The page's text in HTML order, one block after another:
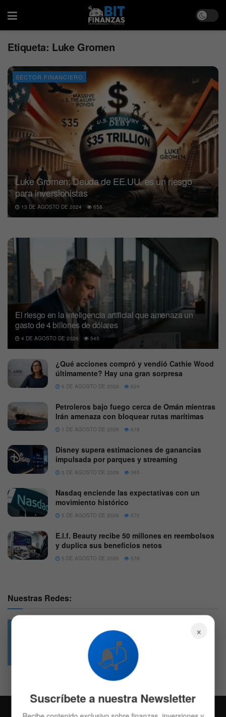
Etiqueta: Luke Gromen
SECTOR FINANCIERO
Luke Gromen: Deuda de EE.UU. es un riesgo
para inversionistas
13 DE AGOSTO DE 2024 658
El riesgo en la inteligencia artificial que amenaza un
gasto de 4 billones de dólares
4 DE AGOSTO DE 2026 545
¿Qué acciones compró y vendió Cathie Wood
últimamente? Hay una gran sorpresa
6 DE AGOSTO DE 2026 624
Petroleros bajo fuego cerca de Omán mientras
Irán amenaza con bloquear rutas marítimas
1 DE AGOSTO DE 2026 678
Disney supera estimaciones de ganancias
impulsada por parques y streaming
5 DE AGOSTO DE 2026 565
Nasdaq enciende las expectativas con un
movimiento histórico
5 DE AGOSTO DE 2026 572
E.l.f. Beauty recibe 50 millones en reembolsos
y duplica sus beneficios netos
5 DE AGOSTO DE 2026 578
Nuestras Redes:
4.7k
Followers
×
📬
Suscríbete a nuestra Newsletter